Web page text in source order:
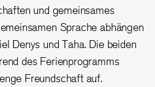
und gemeinsames
Sprache abhängen
Denys und Taha. Die beiden
des Ferienprogramms
Freundschaft auf.